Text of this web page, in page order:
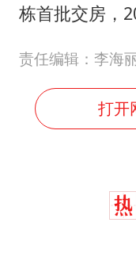
栋首批交房，
责任编辑：李海
打开